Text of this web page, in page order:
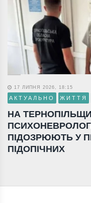
17 ЛИПНЯ 2026, 18:15
АКТУАЛЬНО ЖИТТЯ
НА
ПІДОЗРЮЮТЬ У
ПІДОПІЧНИХ